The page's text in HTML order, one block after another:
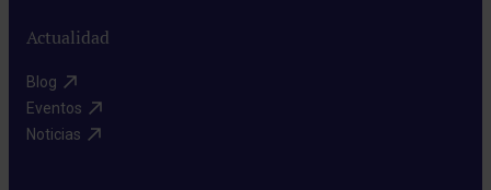
Actualidad
Blog​
Eventos​
Noticias​